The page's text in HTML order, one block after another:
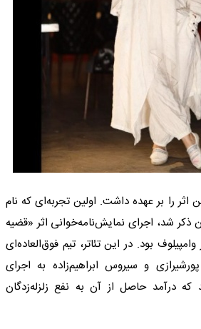
اثر را بر عهده داشت. اولین تجربه‌ای که نام
ذکر شد، اجرای نمایش‌نامه‌خوانی اثر «قضیه
بود. در این تئاتر، تیم فوق‌العاده‌ای
و سیروس ابراهیم‌زاده به اجرای
که درآمد حاصل از آن به نفع زلزله‌زدگان